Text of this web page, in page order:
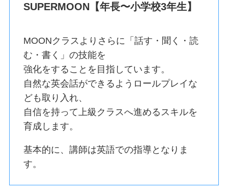
SUPERMOON【年長〜小学校3年生】
MOONクラスよりさらに「話す・聞く・読
む・書く」の技能を
強化をすることを目指しています。
自然な英会話ができるようロールプレイな
ども取り入れ、
自信を持って上級クラスへ進めるスキルを
育成します。
基本的に、講師は英語での指導となりま
す。